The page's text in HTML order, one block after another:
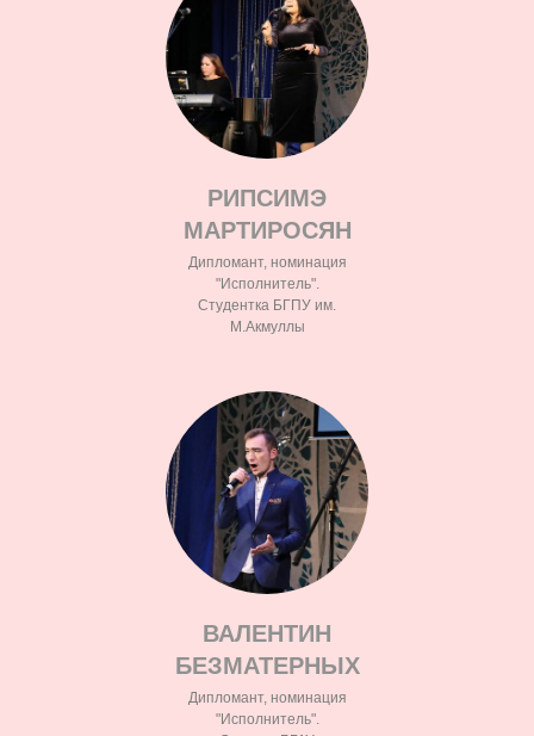
РИПСИМЭ
МАРТИРОСЯН
Дипломант, номинация
"Исполнитель".
Студентка БГПУ им.
М.Акмуллы
ВАЛЕНТИН
БЕЗМАТЕРНЫХ
Дипломант, номинация
"Исполнитель".